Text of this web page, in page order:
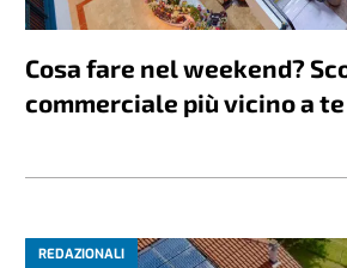
Cosa fare nel weekend?
commerciale più vicino a te
REDAZIONALI